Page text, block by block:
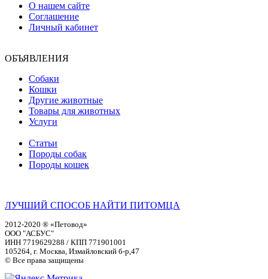
О нашем сайте
Соглашение
Личный кабинет
ОБЪЯВЛЕНИЯ
Собаки
Кошки
Другие животные
Товары для животных
Услуги
Статьи
Породы собак
Породы кошек
ЛУЧШИЙ СПОСОБ НАЙТИ ПИТОМЦА
2012-2020 ® «Петовод»
ООО "АСБУС"
ИНН 7719629288 / КПП 771901001
105264, г. Москва, Измайловский б-р,47
© Все права защищены